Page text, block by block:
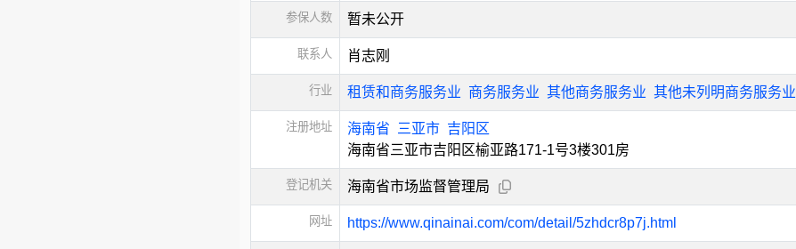
参保人数 暂未公开
联系人 肖志刚
行业 租赁和商务服务业 商务服务业 其他商务服务业 其他未列明商务服务业
注册地址 海南省 三亚市 吉阳区
海南省三亚市吉阳区榆亚路171-1号3楼301房
登记机关 海南省市场监督管理局
网址 https://www.qinainai.com/com/detail/5zhdcr8p7j.html